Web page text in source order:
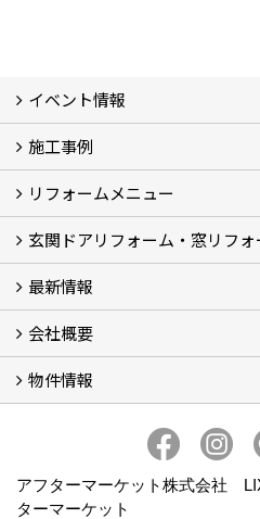
イベント情報
イベント予告
イベント報告
施工事例
フォトギャラリー
BeforeAfter (29)
お客様の声
リフォームメニュー
リフォームの流れ
窓リフォーム (3)
玄関ドアリフォーム (2)
キッチンリフォーム (4)
浴室リフォーム (3)
トイレリフォーム (5)
洗面リフォーム (2)
マンションリフォーム (3)
収納リフォーム
カーポート工事
風除室工事
ウッドデッキ・タイルデッキ工
エクステリア工事 (2)
内装リフォーム
雨樋設置・修繕
外壁張替・塗装 (2)
エアコン取付工事
玄関ドアリフォーム・窓リフ
玄関ドアリフォーム
内窓交換・外窓交換・ガラス交
最新情報
補助金情報
各種キャンペーン (2)
会社概要
会社概要
コンセプト
アクセス
スタッフ紹介
スタッフブログ
プライバシーポリシー
アフターメンテナンス
お客様サポート
事業紹介
物件情報
アフターマーケット株式会社
ターマーケット